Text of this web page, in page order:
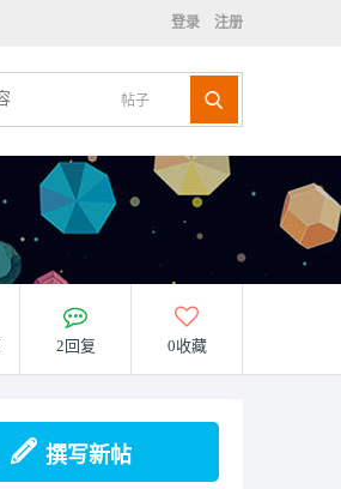
登录 注册
帖子
2回复 0收藏
撰写新帖